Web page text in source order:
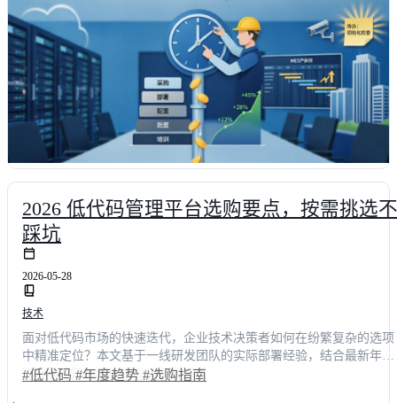
2026 低代码管理平台选购要点，按需挑选不
踩坑
2026-05-28
技术
面对低代码市场的快速迭代，企业技术决策者如何在纷繁复杂的选项
中精准定位？本文基于一线研发团队的实际部署经验，结合最新年度
趋势，提供一份实战型选购指南。通过对比明道云、简道云等主流方
#低代码 #年度趋势 #选购指南